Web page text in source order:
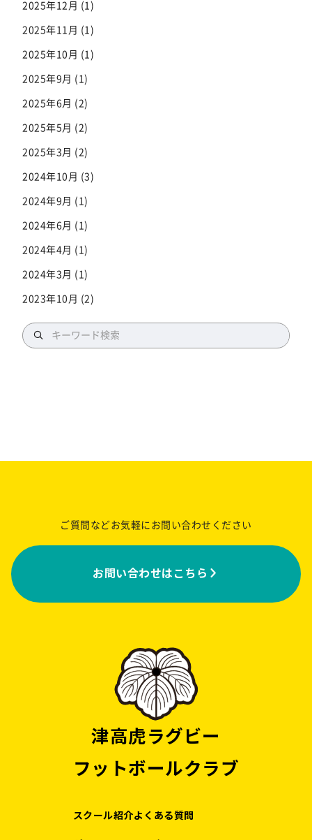
2025年12月 (1)
2025年11月 (1)
2025年10月 (1)
2025年9月 (1)
2025年6月 (2)
2025年5月 (2)
2025年3月 (2)
2024年10月 (3)
2024年9月 (1)
2024年6月 (1)
2024年4月 (1)
2024年3月 (1)
2023年10月 (2)
ご質問などお気軽にお問い合わせください
お問い合わせはこちら
津高虎ラグビー
フットボールクラブ
スクール紹介よくある質問